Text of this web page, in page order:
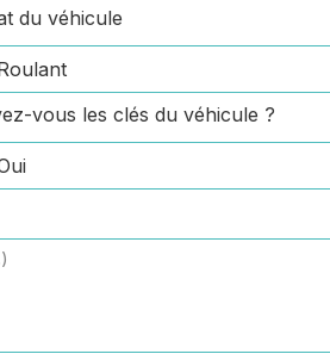
du véhicule
vous les clés du véhicule ?